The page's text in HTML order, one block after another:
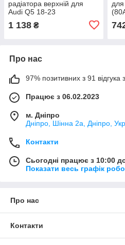
радіатора верхній для
Audi Q5 18-23
1 138 ₴
Про нас
97% позитивних з 91 відгука
Працює з 06.02.2023
м. Дніпро
Дніпро, Шінна 2а, Дніпро,
Контакти
Сьогодні працює з 10:00
Показати весь графік
Про нас
Контакти